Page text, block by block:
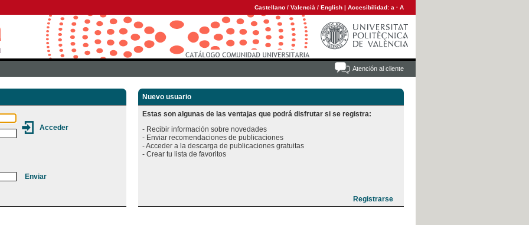
Castellano / Valencià / English | Accesibilidad: a · A
Atención al cliente
Nuevo usuario
Estas son algunas de las ventajas que podrá disfrutar si se registra:
- Recibir información sobre novedades
- Enviar recomendaciones de publicaciones
- Acceder a la descarga de publicaciones gratuitas